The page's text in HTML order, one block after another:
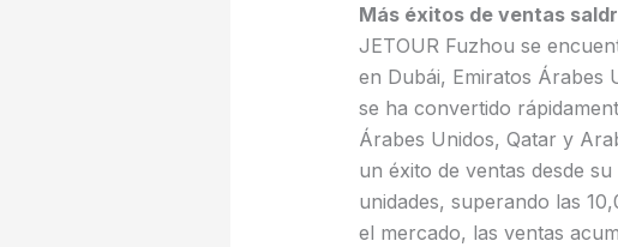
Más éxitos de ventas
JETOUR Fuzhou se
en Dubái, Emiratos Árabes
se ha convertido
Árabes Unidos, Qatar y
un éxito de ventas desde
unidades, superando las
el mercado, las ventas